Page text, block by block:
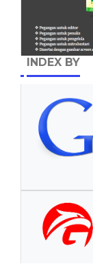
INDEX BY